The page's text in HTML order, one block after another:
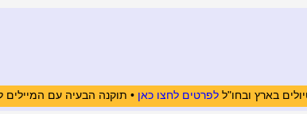
בארץ ובחו"ללפרטים לחצו כאן • תוקנה הבעיה עם